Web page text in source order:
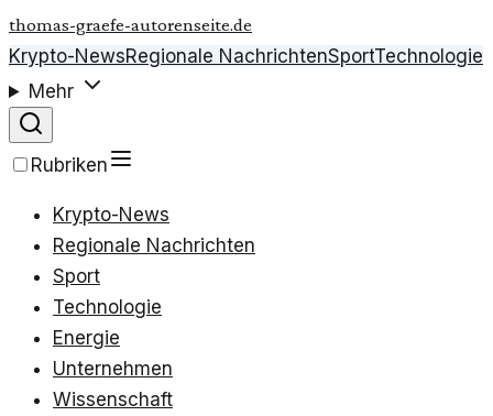
thomas-graefe-autorenseite.de
Krypto-NewsRegionale NachrichtenSportTechnologie
Mehr
Rubriken
Krypto-News
Regionale Nachrichten
Sport
Technologie
Energie
Unternehmen
Wissenschaft